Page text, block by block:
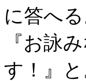
に答へる
『お詠
す！』と